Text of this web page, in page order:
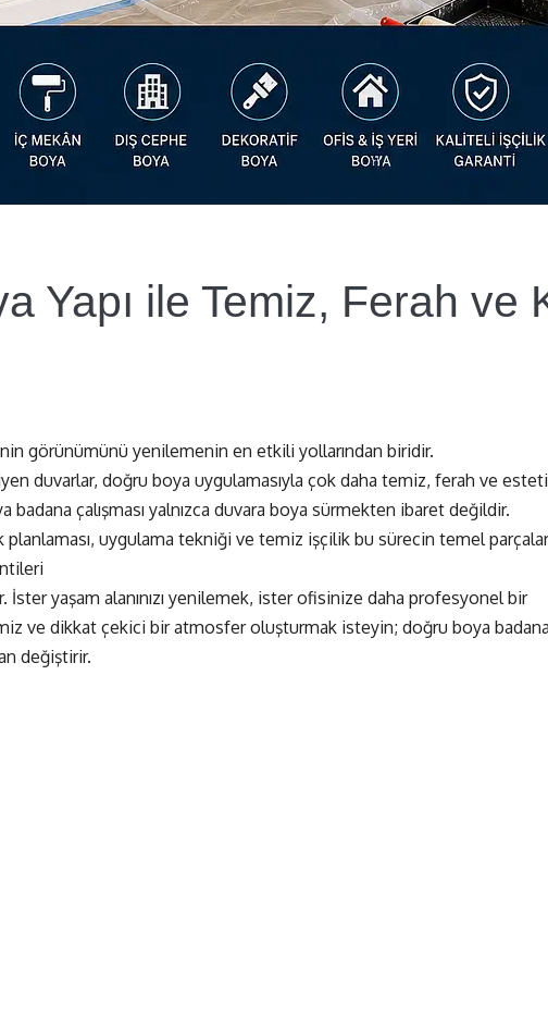
Yapı ile Temiz, Ferah ve
görünümünü yenilemenin en etkili yollarından biridir.
duvarlar, doğru boya uygulamasıyla çok daha temiz, ferah ve
badana çalışması yalnızca duvara boya sürmekten ibaret değildir.
planlaması, uygulama tekniği ve temiz işçilik bu sürecin temel
yaşam alanınızı yenilemek, ister ofisinize daha profesyonel bir
ve dikkat çekici bir atmosfer oluşturmak isteyin; doğru boya badana
değiştirir.